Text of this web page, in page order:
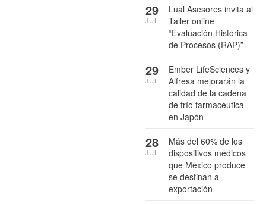
Lual Asesores invita al
Taller online
“Evaluación Histórica
de Procesos (RAP)”
29
JUL
Ember LifeSciences y
Alfresa mejorarán la
calidad de la cadena
de frío farmacéutica
en Japón
29
JUL
Más del 60% de los
dispositivos médicos
que México produce
se destinan a
exportación
28
JUL